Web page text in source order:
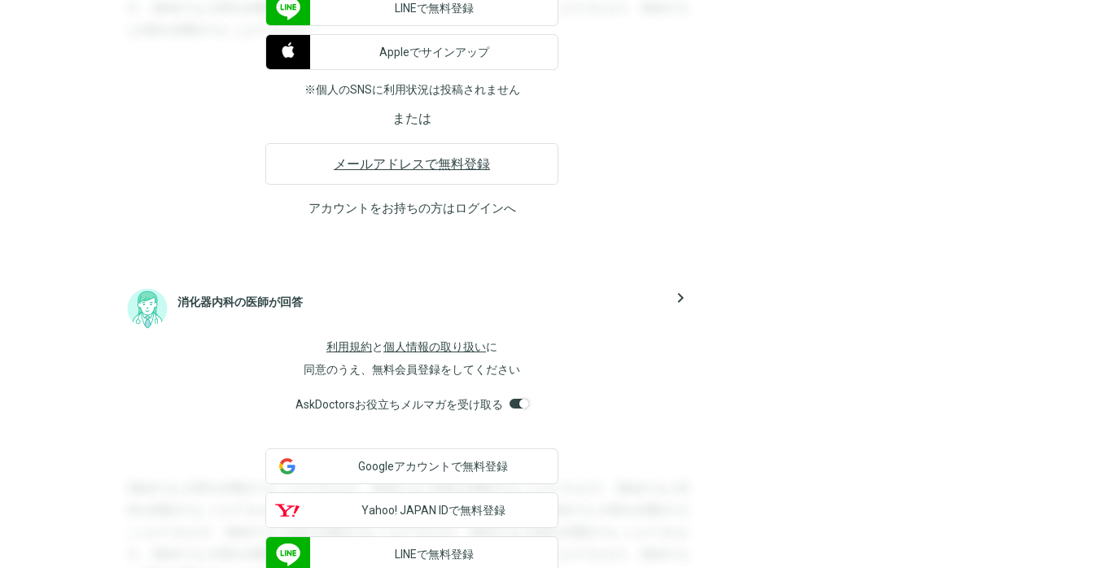
す。登録すると回答を閲覧することができます。登録すると回答を閲覧することができます。登録する
と回答を閲覧することができます。
LINEで無料登録
Appleでサインアップ
※個人のSNSに利用状況は投稿されません
または
メールアドレスで無料登録
アカウントをお持ちの方はログインへ
消化器内科の医師が回答 navigate_next
利用規約と個人情報の取り扱いに
同意のうえ、無料会員登録をしてください
AskDoctorsお役立ちメルマガを受け取る
登録すると回答を閲覧することができます。登録すると回答を閲覧することができます。登録すると回
答を閲覧することができます。登録すると回答を閲覧することができます。登録すると回答を閲覧する
ことができます。登録すると回答を閲覧することができます。登録すると回答を閲覧することができま
す。登録すると回答を閲覧することができます。登録すると回答を閲覧することができます。登録する
Googleアカウントで無料登録
Yahoo! JAPAN IDで無料登録
LINEで無料登録